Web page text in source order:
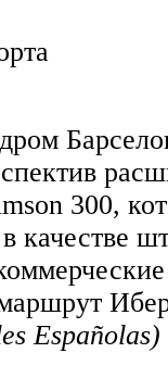
300,
в качестве
Españolas)